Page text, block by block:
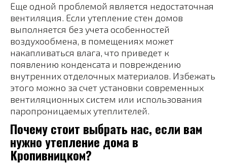
Еще одной проблемой является недостаточная
вентиляция. Если утепление стен домов
выполняется без учета особенностей
воздухообмена, в помещениях может
накапливаться влага, что приведет к
появлению конденсата и повреждению
внутренних отделочных материалов. Избежать
этого можно за счет установки современных
вентиляционных систем или использования
паропроницаемых утеплителей.
Почему стоит выбрать нас, если вам
нужно утепление дома в
Кропивницком?